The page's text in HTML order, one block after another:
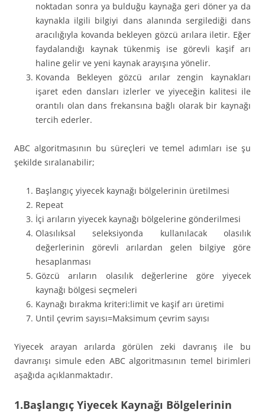
noktadan sonra ya bulduğu kaynağa geri döner ya da
kaynakla ilgili bilgiyi dans alanında sergilediği dans
aracılığıyla kovanda bekleyen gözcü arılara iletir. Eğer
faydalandığı kaynak tükenmiş ise görevli kaşif arı
haline gelir ve yeni kaynak arayışına yönelir.
Kovanda Bekleyen gözcü arılar zengin kaynakları
işaret eden dansları izlerler ve yiyeceğin kalitesi ile
orantılı olan dans frekansına bağlı olarak bir kaynağı
tercih ederler.
ABC algoritmasının bu süreçleri ve temel adımları ise şu
şekilde sıralanabilir;
Başlangıç yiyecek kaynağı bölgelerinin üretilmesi
Repeat
İçi arıların yiyecek kaynağı bölgelerine gönderilmesi
Olasılıksal seleksiyonda kullanılacak olasılık
değerlerinin görevli arılardan gelen bilgiye göre
hesaplanması
Gözcü arıların olasılık değerlerine göre yiyecek
kaynağı bölgesi seçmeleri
Kaynağı bırakma kriteri:limit ve kaşif arı üretimi
Until çevrim sayısı=Maksimum çevrim sayısı
Yiyecek arayan arılarda görülen zeki davranış ile bu
davranışı simule eden ABC algoritmasının temel birimleri
aşağıda açıklanmaktadır.
1.Başlangıç Yiyecek Kaynağı Bölgelerinin